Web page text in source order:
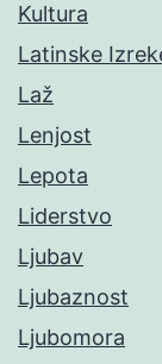
Kultura
Latinske
Laž
Lenjost
Lepota
Liderstvo
Ljubav
Ljubaznost
Ljubomora